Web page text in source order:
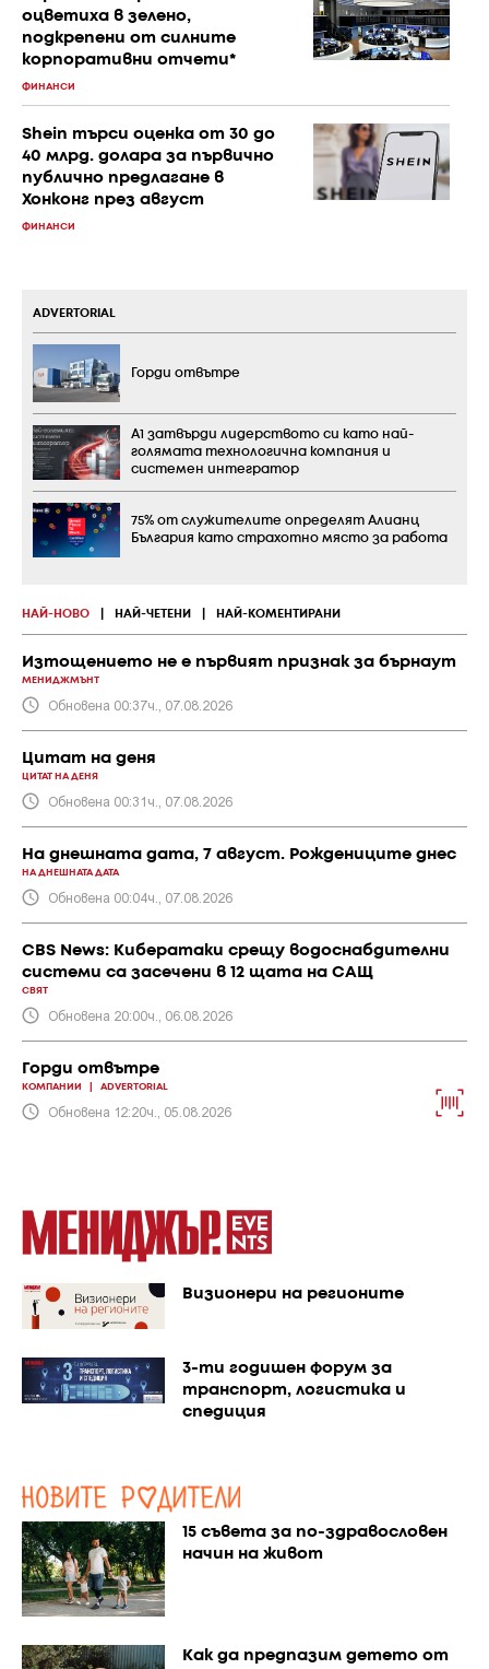
оцветиха в зелено,
подкрепени от силните
корпоративни отчети*
ФИНАНСИ
Shein търси оценка от 30 до
40 млрд. долара за първично
публично предлагане в
Хонконг през август
ФИНАНСИ
НАЙ-НОВО НАЙ-ЧЕТЕНИ НАЙ-КОМЕНТИРАНИ
Изтощението не е първият признак за бърнаут
МЕНИДЖМЪНТ
Обновена 00:37ч., 07.08.2026
Цитат на деня
ЦИТАТ НА ДЕНЯ
Обновена 00:31ч., 07.08.2026
На днешната дата, 7 август. Рождениците днес
НА ДНЕШНАТА ДАТА
Обновена 00:04ч., 07.08.2026
CBS News: Кибератаки срещу водоснабдителни
системи са засечени в 12 щата на САЩ
СВЯТ
Обновена 20:00ч., 06.08.2026
Горди отвътре
КОМПАНИИ ADVERTORIAL
Обновена 12:20ч., 05.08.2026
ADVERTORIAL
Горди отвътре
А1 затвърди лидерството си като най-
голямата технологична компания и
системен интегратор
75% от служителите определят Алианц
България като страхотно място за работа
Визионери на регионите
3-ти годишен форум за
транспорт, логистика и
спедиция
15 съвета за по-здравословен
начин на живот
Как да предпазим детето от